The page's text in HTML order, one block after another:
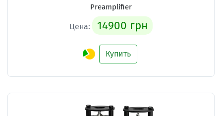
Preamplifier
Цена: 14900 грн
Купить